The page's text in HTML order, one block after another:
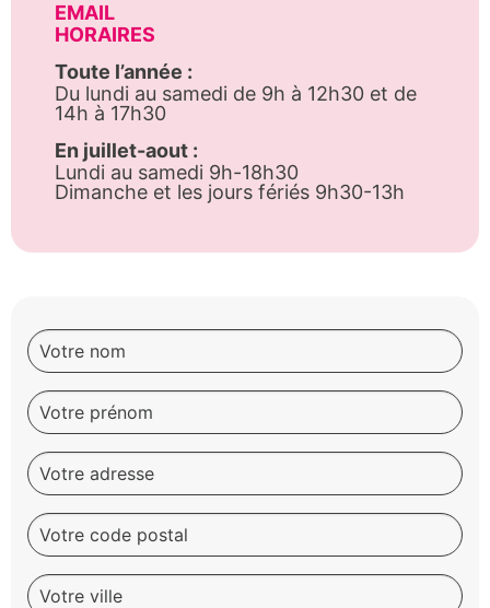
EMAIL
HORAIRES
Toute l’année :
Du lundi au samedi de 9h à 12h30 et de
14h à 17h30
En juillet-aout :
Lundi au samedi 9h-18h30
Dimanche et les jours fériés 9h30-13h